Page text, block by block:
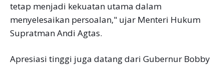
tetap menjadi kekuatan utama dalam
menyelesaikan persoalan," ujar Menteri Hukum
Supratman Andi Agtas.
Apresiasi tinggi juga datang dari Gubernur Bobby